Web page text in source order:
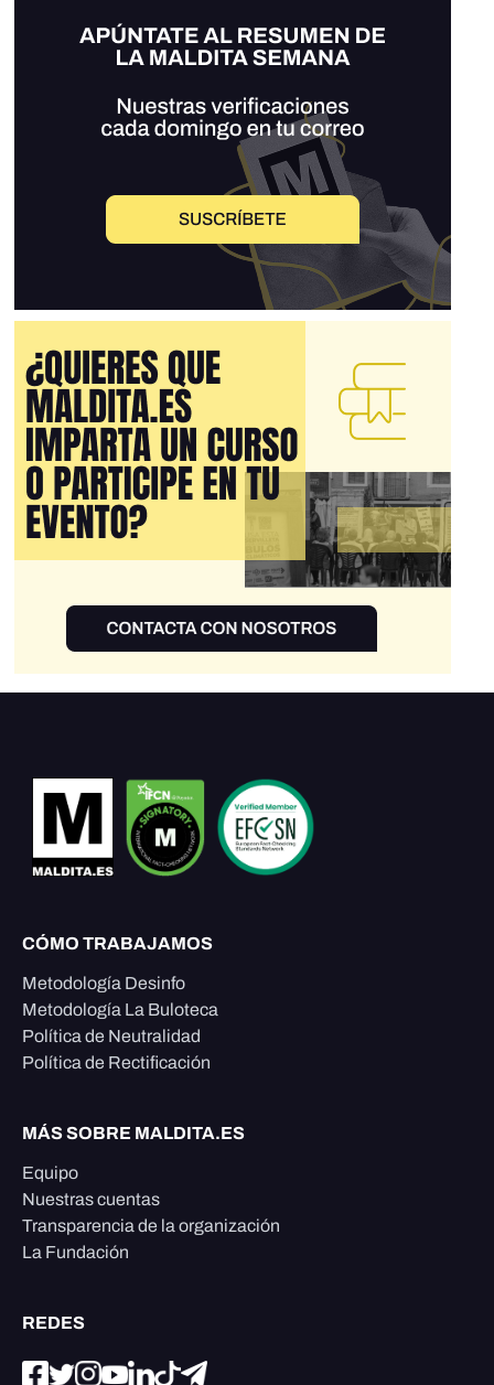
CÓMO TRABAJAMOS
Metodología Desinfo
Metodología La Buloteca
Política de Neutralidad
Política de Rectificación
MÁS SOBRE MALDITA.ES
Equipo
Nuestras cuentas
Transparencia de la organización
La Fundación
REDES